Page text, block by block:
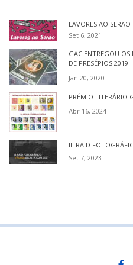
LAVORES AO SERÃO
Set 6, 2021
GAC ENTREGOU OS
DE PRESÉPIOS 2019
Jan 20, 2020
PRÉMIO LITERÁRIO
Abr 16, 2024
III RAID
Set 7, 2023